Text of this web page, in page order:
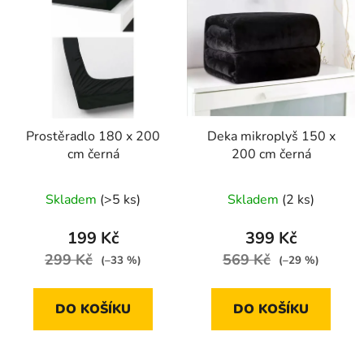
Prostěradlo 180 x 200
cm černá
Skladem (>5 ks)
199 Kč
299 Kč (–33 %)
DO KOŠÍKU
Deka mikroplyš 150 x
200 cm černá
Skladem (2 ks)
399 Kč
569 Kč (–29 %)
DO KOŠÍKU